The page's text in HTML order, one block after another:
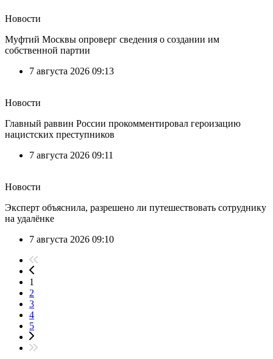
Новости
Муфтий Москвы опроверг сведения о создании им
собственной партии
7 августа 2026 09:13
Новости
Главный раввин России прокомментировал героизацию
нацистских преступников
7 августа 2026 09:11
Новости
Эксперт объяснила, разрешено ли путешествовать сотруднику
на удалёнке
7 августа 2026 09:10
1
2
3
4
5